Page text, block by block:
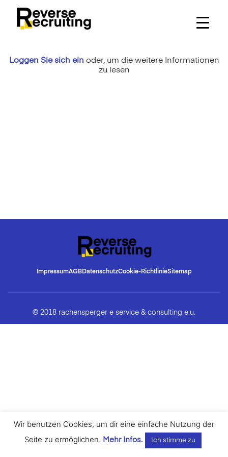
content
Loggen Sie sich ein oder, um die weitere Informationen
zu lesen
ImpressumAGBDatenschutzCookie-RichtlinieSitemap
© 2018 rachensperger e service & consulting e.u.
Wir benutzen Cookies, um dir eine einfache Nutzung der
Seite zu ermöglichen. Mehr Infos. Ich stimme zu